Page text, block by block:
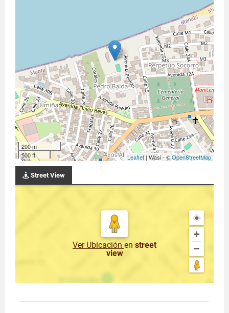
200 m
500 ft
Leaflet| Wasi - ©OpenStreetMap
Street View
Ver Ubicación en street
view